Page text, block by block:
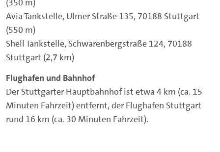
(350 m)
Avia Tankstelle, Ulmer Straße 135, 70188 Stuttgart
(550 m)
Shell Tankstelle, Schwarenbergstraße 124, 70188
Stuttgart (2,7 km)
Flughafen und Bahnhof
Der Stuttgarter Hauptbahnhof ist etwa 4 km (ca. 15
Minuten Fahrzeit) entfernt, der Flughafen Stuttgart
rund 16 km (ca. 30 Minuten Fahrzeit).